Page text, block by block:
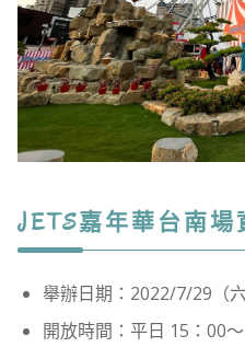
JETS嘉年華台南場
舉辦日期：2022/7/29（
開放時間：平日 15：00